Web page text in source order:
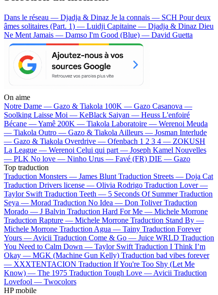
Dans le réseau — Djadja & Dinaz Je la connais — SCH Pour deux
âmes solitaires (Part. 1) — Luidji Capitaine — Djadja & Dinaz Dieu
Ne Ment Jamais — Damso I'm Good (Blue) — David Guetta
On aime
Notre Dame — Gazo & Tiakola 100K — Gazo Casanova —
Soolking Laisse Moi — KeBlack Saiyan — Heuss L'enfoiré
Bécane —Yamê 200K — Tiakola Laboratoire — Werenoi Meuda
— Tiakola Outro — Gazo & Tiakola Ailleurs — Josman Interlude
— Gazo & Tiakola Overdrive — Ofenbach 1 2 3 4 — ZOKUSH
La League — Werenoi Celui qui part — Joseph Kamel Nouvelles
— PLK No love — Ninho Urus — Favé (FR) DIE — Gazo
Top traduction
Traduction Monsters — James Blunt Traduction Streets — Doja Cat
Traduction Drivers license — Olivia Rodrigo Traduction Lover —
Taylor Swift Traduction Teeth — 5 Seconds Of Summer Traduction
Seya — Morad Traduction No Idea — Don Toliver Traduction
Morado — J Balvin Traduction Hard For Me — Michele Morrone
Traduction Rapture — Michele Morrone Traduction Stand By —
Michele Morrone Traduction Agua — Tainy Traduction Forever
Yours — Avicii Traduction Come & Go — Juice WRLD Traduction
You Need to Calm Down — Taylor Swift Traduction I Think I’m
Okay — MGK (Machine Gun Kelly) Traduction bad vibes forever
— XXXTENTACION Traduction If You're Too Shy (Let Me
Know) — The 1975 Traduction Tough Love — Avicii Traduction
Lovefool — Twocolors
HP mobile